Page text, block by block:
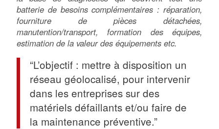
batterie de besoins complémentaires : réparation,
fourniture de pièces détachées,
manutention/transport, formation des équipes,
estimation de la valeur des équipements etc.
“L’objectif : mettre à disposition un
réseau géolocalisé, pour intervenir
dans les entreprises sur des
matériels défaillants et/ou faire de
la maintenance préventive.”